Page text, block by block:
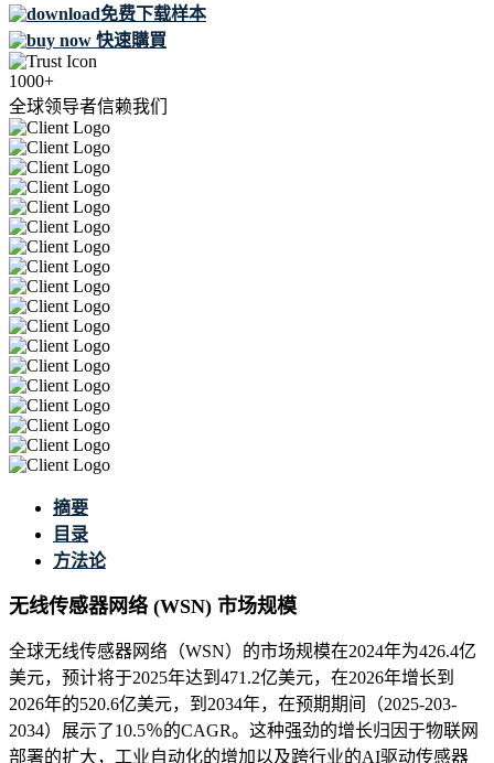
免费下载样本
快速購買
1000+
全球领导者信赖我们
摘要
目录
方法论
无线传感器网络 (WSN) 市场规模
全球无线传感器网络（WSN）的市场规模在2024年为426.4亿
美元，预计将于2025年达到471.2亿美元，在2026年增长到
2026年的520.6亿美元，到2034年，在预期期间（2025-203-
2034）展示了10.5％的CAGR。这种强劲的增长归因于物联网
部署的扩大，工业自动化的增加以及跨行业的AI驱动传感器